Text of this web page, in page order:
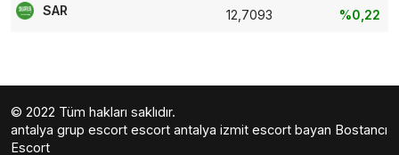
SAR 12,7093 %0,22
© 2022 Tüm hakları saklıdır.
antalya grup escort escort antalya izmit escort bayan Bostancı
Escort